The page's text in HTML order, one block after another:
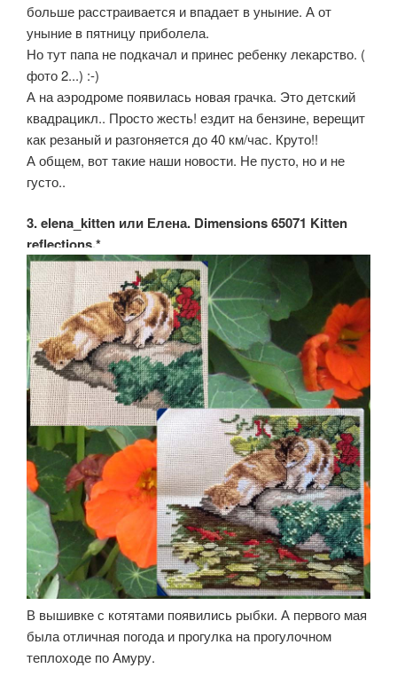
больше расстраивается и впадает в уныние. А от
уныние в пятницу приболела.
Но тут папа не подкачал и принес ребенку лекарство. (
фото 2...) :-)
А на аэродроме появилась новая грачка. Это детский
квадрацикл.. Просто жесть! ездит на бензине, верещит
как резаный и разгоняется до 40 км/час. Круто!!
А общем, вот такие наши новости. Не пусто, но и не
густо..
3. elena_kitten или Елена. Dimensions 65071 Kitten
reflections.*
В вышивке с котятами появились рыбки. А первого мая
была отличная погода и прогулка на прогулочном
теплоходе по Амуру.